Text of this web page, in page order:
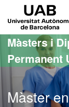
Ves al contingut
Ves a la navegació de
Màsters i
Permanent
Màster